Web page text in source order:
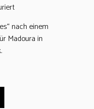
nach einem
Madoura in